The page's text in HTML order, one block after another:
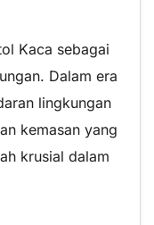
Kaca sebagai
Dalam era
lingkungan
kemasan yang
krusial dalam